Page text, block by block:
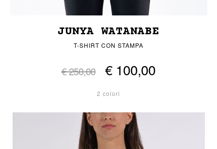
JUNYA WATANABE
T-SHIRT CON STAMPA
€ 250,00 € 100,00
2 colori